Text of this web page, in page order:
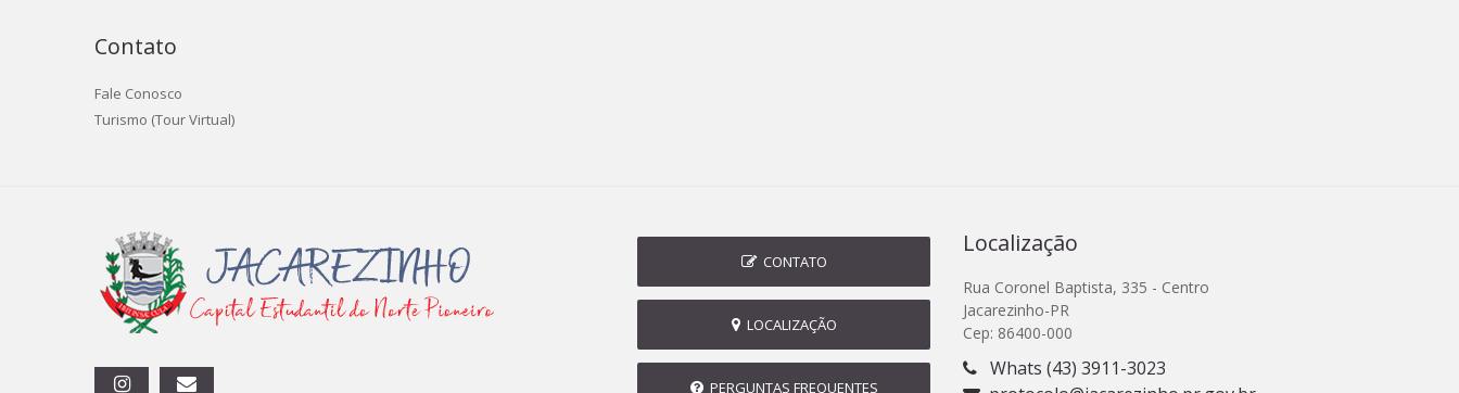
Contato
Fale Conosco
Turismo (Tour Virtual)
CONTATO
LOCALIZAÇÃO
PERGUNTAS FREQUENTES
Localização
Rua Coronel Baptista, 335 - Centro
Jacarezinho-PR
Cep: 86400-000
Whats (43) 3911-3023